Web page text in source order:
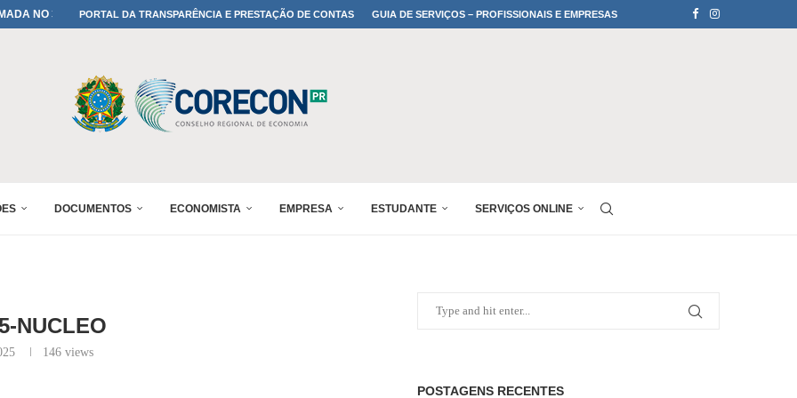
NO 30º ENESULPORTAL DA TRANSPARÊNCIA E PRESTAÇÃO DE CONTAS GUIA DE SERVIÇOS – PROFISSIONAIS E EMPRESAS
DOCUMENTOS ECONOMISTA EMPRESA ESTUDANTE SERVIÇOS ONLINE
NUCLEO
146views
POSTAGENS RECENTES